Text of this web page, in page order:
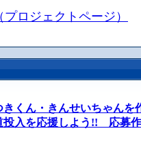
ロジェクトページ）
きくん・きんせいちゃんを
投入を応援しよう!! 応募